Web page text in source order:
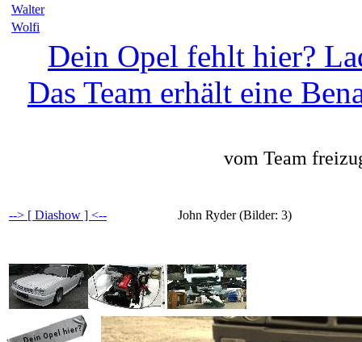
Walter
Wolfi
Dein Opel fehlt hier?
Das Team erhält eine
vom Team
John Ryder (Bilder: 3)
--> [ Diashow ] <--